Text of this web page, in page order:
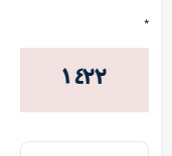
*